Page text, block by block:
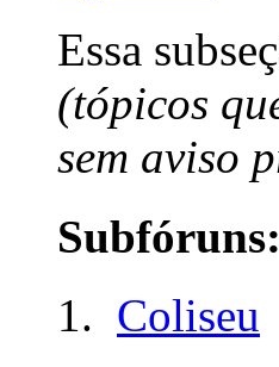
Essa
(tópicos
sem aviso
Subfóruns:
Coliseu